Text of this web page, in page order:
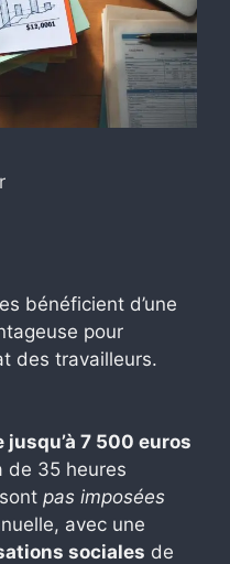
bénéficient d’une
pour
des travailleurs.
7 500 euros
de 35 heures
pas imposées
avec une
sociales de